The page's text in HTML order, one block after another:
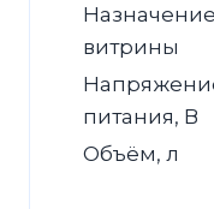
Назначение
витрины
питания, В
Объём, л